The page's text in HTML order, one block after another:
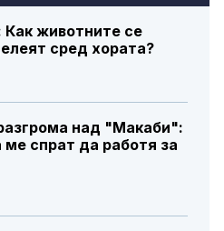
животните се
сред хората?
над "Макаби":
спрат да работя за